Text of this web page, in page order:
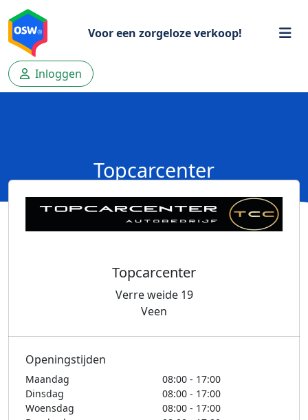
Voor een zorgeloze verkoop!
Inloggen
Topcarcenter
Topcarcenter
Verre weide 19
Veen
Openingstijden
Maandag
08:00 - 17:00
Dinsdag
08:00 - 17:00
Woensdag
08:00 - 17:00